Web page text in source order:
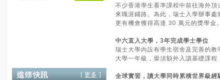
[ 更多 ]
不少香港學生看準課程中前往海外
來職涯鋪路。為此，瑞士入學辦事處
更有機會獲得高達 30 萬元的獎學金
中六直入大學，3年完成學士學位
瑞士大學內設有學生宿舍及完善的
大學一年級，毋須額外入讀基礎課程
全球實習，讀大學同時累積世界級經